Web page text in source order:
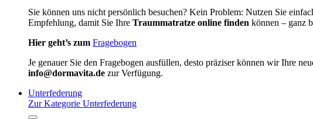
Sie können uns nicht persönlich besuchen? Kein Problem: Nutzen Sie
Empfehlung, damit Sie Ihre Traummatratze online finden können – ganz
Hier geht’s zum Fragebogen
Je genauer Sie den Fragebogen ausfüllen, desto präziser können wir Ihre
info@dormavita.de zur Verfügung.
Unterfederung
Zur Kategorie Unterfederung